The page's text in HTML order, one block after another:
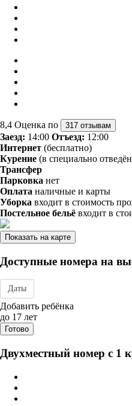
8,4 Оценка по 317 отзывам
Заезд: 14:00 Отъезд: 12:00
Интернет (бесплатно)
Курение (в специально
Трансфер
Парковка нет
Оплата наличные и карты
Уборка входит в стоимость
Постельное бельё входит в
Показать на карте
Доступные номера на
Даты
Дата заезда - отъезда
Добавить ребёнка
до 17 лет
Готово
Двухместный номер с 1